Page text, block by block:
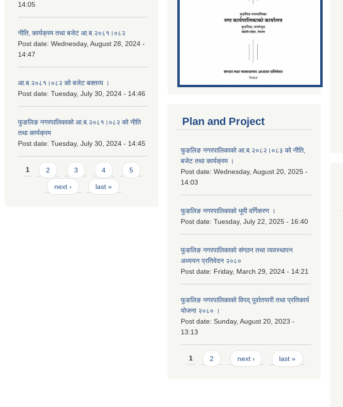
14:05
नीति‚ कार्यक्रम तथा बजेट आ.ब.२०८१।०८२
Post date: Wednesday, August 28, 2024 -
14:47
आ.ब.२०८१।०८२ को बजेट बक्तव्य ।
Post date: Tuesday, July 30, 2024 - 14:46
फुङलिङ नगरपालिकाको आ.ब.२०८१।०८२ को नीति
तथा कार्यक्रम
Post date: Tuesday, July 30, 2024 - 14:45
Pages
1 2 3 4 5
next › last »
Plan and Project
फुङलिङ नगरपालिकाको आ.ब.२०८२।०८३ को नीति‚
बजेट तथा कार्यक्रम ।
Post date: Wednesday, August 20, 2025 -
14:03
फुङलिङ नगरपालिकाको भूमी वर्गिकरण ।
Post date: Tuesday, July 22, 2025 - 16:40
फुङलिङ नगरपालिकाको संगठन तथा व्यवस्थापन
अध्ययन प्रतिवेदन २०८०
Post date: Friday, March 29, 2024 - 14:21
फुङलिङ नगरपालिकाको विपद् पूर्वातयारी तथा प्रतिकार्य
योजना २०८० ।
Post date: Sunday, August 20, 2023 -
13:13
Pages
1 2 next › last »